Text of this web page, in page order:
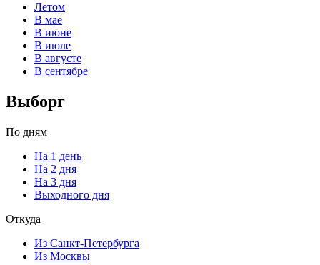
Летом
В мае
В июне
В июле
В августе
В сентябре
Выборг
По дням
На 1 день
На 2 дня
На 3 дня
Выходного дня
Откуда
Из Санкт-Петербурга
Из Москвы